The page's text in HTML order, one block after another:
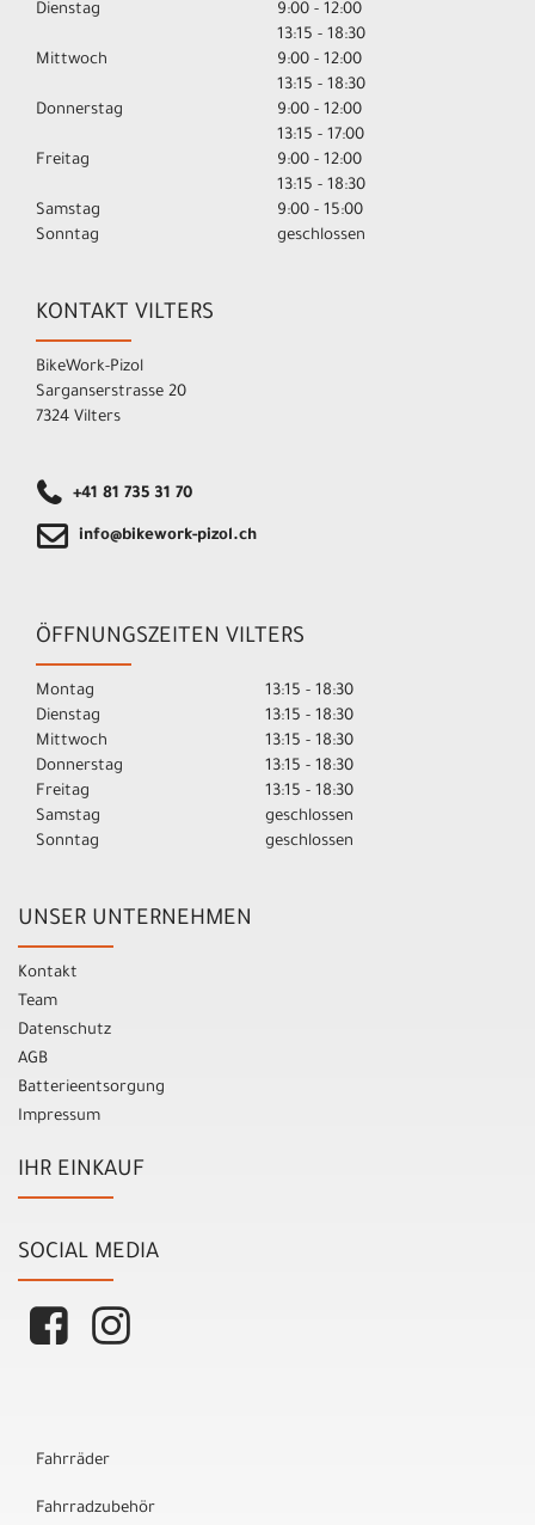
Dienstag
9:00 - 12:00
13:15 - 18:30
Mittwoch
9:00 - 12:00
13:15 - 18:30
Donnerstag
9:00 - 12:00
13:15 - 17:00
Freitag
9:00 - 12:00
13:15 - 18:30
Samstag
9:00 - 15:00
Sonntag
geschlossen
KONTAKT VILTERS
BikeWork-Pizol
Sarganserstrasse 20
7324 Vilters
+41 81 735 31 70
info@bikework-pizol.ch
ÖFFNUNGSZEITEN VILTERS
Montag
13:15 - 18:30
Dienstag
13:15 - 18:30
Mittwoch
13:15 - 18:30
Donnerstag
13:15 - 18:30
Freitag
13:15 - 18:30
Samstag
geschlossen
Sonntag
geschlossen
UNSER UNTERNEHMEN
Kontakt
Team
Datenschutz
AGB
Batterieentsorgung
Impressum
IHR EINKAUF
SOCIAL MEDIA
Fahrräder
Fahrradzubehör